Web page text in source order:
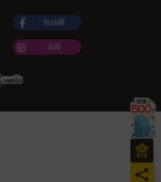
員
會
粉絲團
追蹤